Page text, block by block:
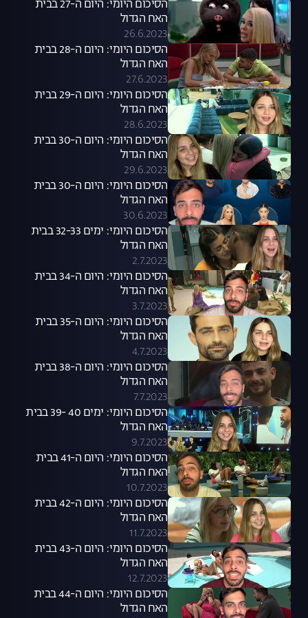
הסיכום היומי: היום ה-27 בבית
האח הגדול
26.6.2023
הסיכום היומי: היום ה-28 בבית
האח הגדול
27.6.2023
הסיכום היומי: היום ה-29 בבית
האח הגדול
28.6.2023
הסיכום היומי: היום ה-30 בבית
האח הגדול
29.6.2023
הסיכום היומי: היום ה-30 בבית
האח הגדול
30.6.2023
הסיכום היומי: ימים 32-33 בבית
האח הגדול
2.7.2023
הסיכום היומי: היום ה-34 בבית
האח הגדול
3.7.2023
הסיכום היומי: היום ה-35 בבית
האח הגדול
4.7.2023
הסיכום היומי: היום ה-38 בבית
האח הגדול
7.7.2023
הסיכום היומי: ימים 40 -39 בבית
האח הגדול
9.7.2023
הסיכום היומי: היום ה-41 בבית
האח הגדול
10.7.2023
הסיכום היומי: היום ה-42 בבית
האח הגדול
11.7.2023
הסיכום היומי: היום ה-43 בבית
האח הגדול
12.7.2023
הסיכום היומי: היום ה-44 בבית
האח הגדול